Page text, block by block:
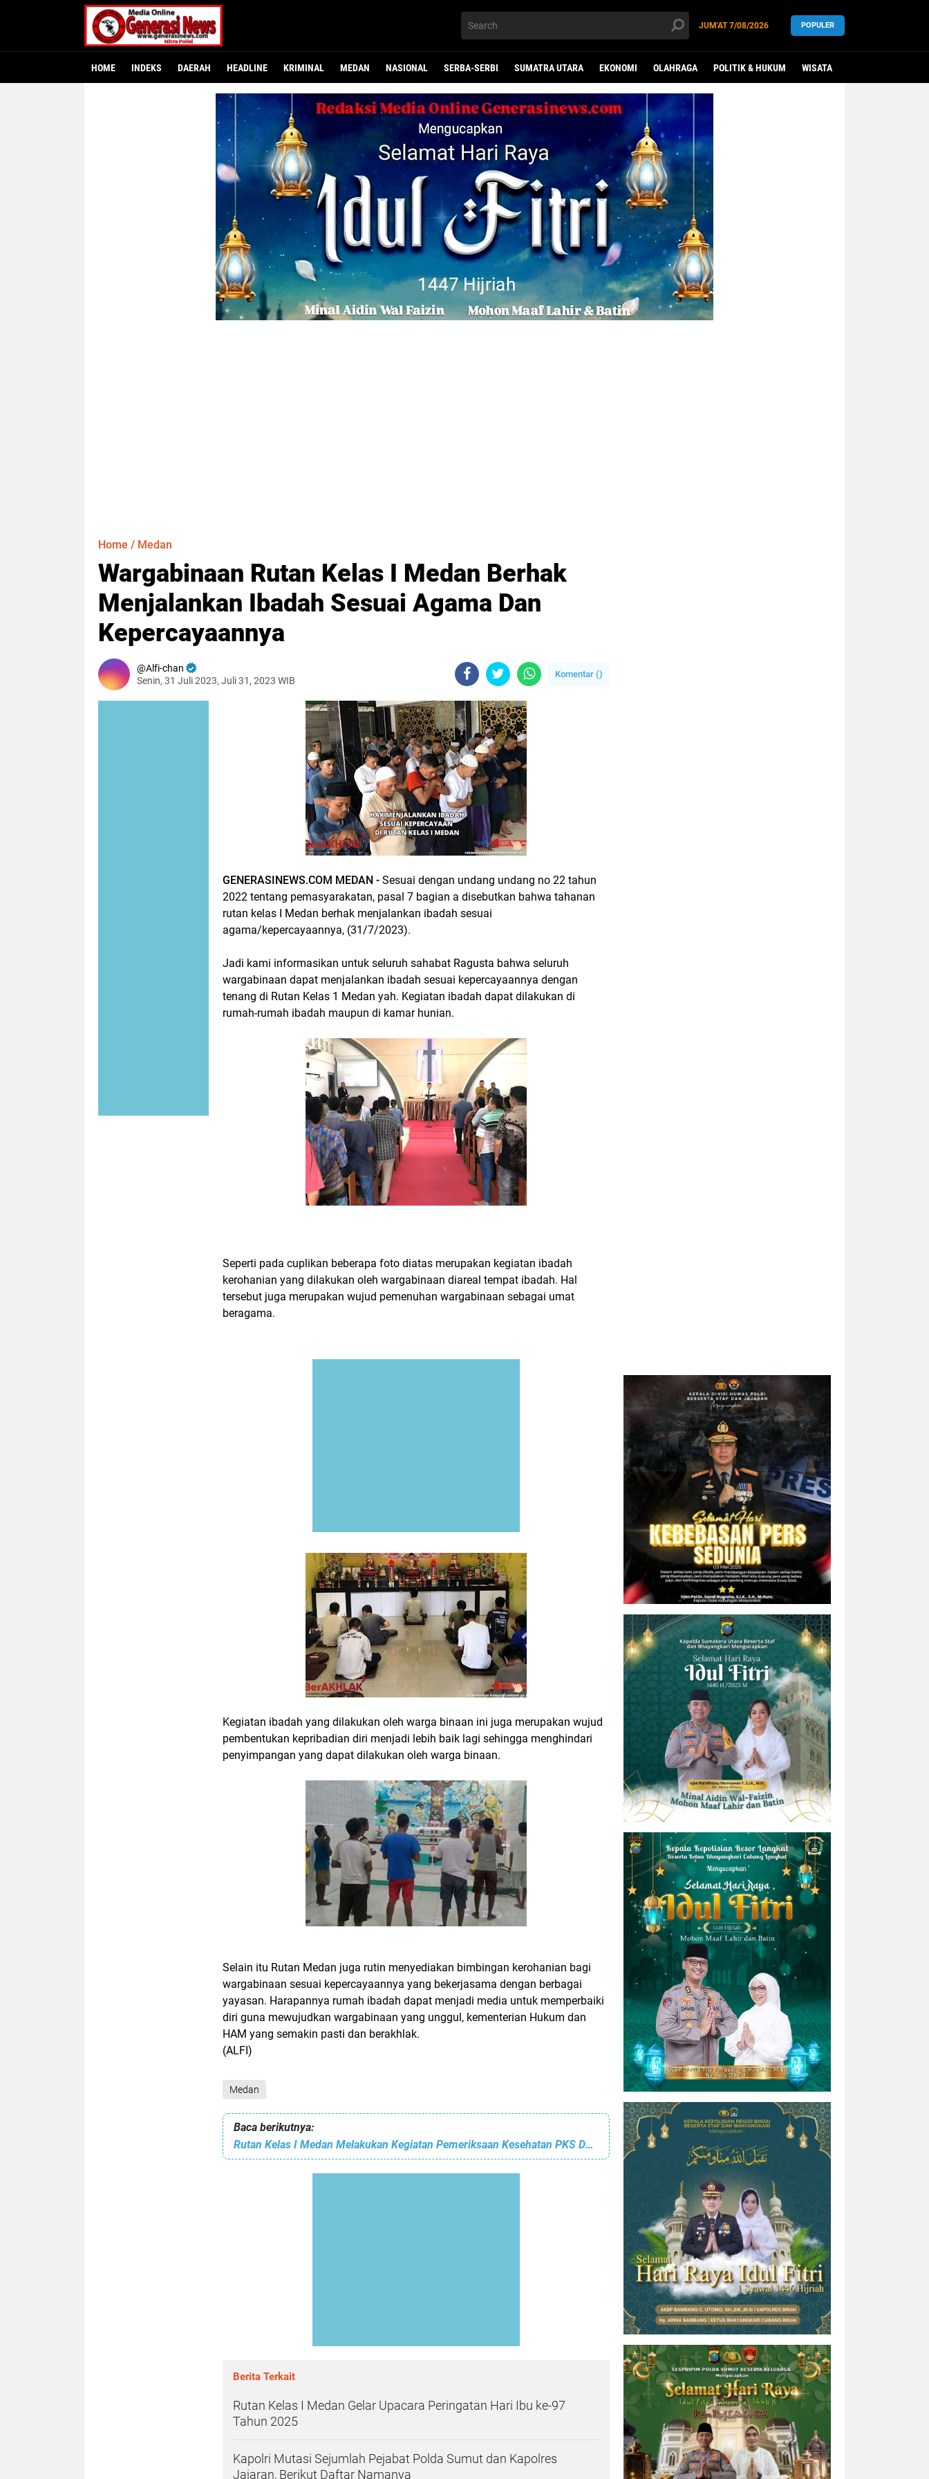
JUM'AT7/08/2026 POPULER
HOME INDEKS DAERAH HEADLINE KRIMINAL MEDAN NASIONAL SERBA-SERBI SUMATRA UTARA EKONOMI OLAHRAGA POLITIK & HUKUM WISATA
Home / Medan
Wargabinaan Rutan Kelas I Medan Berhak
Menjalankan Ibadah Sesuai Agama Dan
Kepercayaannya
Alfi-chan
Senin, 31 Juli 2023, Juli 31, 2023 WIB
Komentar ()
GENERASINEWS.COM MEDAN - Sesuai dengan undang undang no 22 tahun
2022 tentang pemasyarakatan, pasal 7 bagian a disebutkan bahwa tahanan
rutan kelas I Medan berhak menjalankan ibadah sesuai
agama/kepercayaannya, (31/7/2023).
Jadi kami informasikan untuk seluruh sahabat Ragusta bahwa seluruh
wargabinaan dapat menjalankan ibadah sesuai kepercayaannya dengan
tenang di Rutan Kelas 1 Medan yah. Kegiatan ibadah dapat dilakukan di
rumah-rumah ibadah maupun di kamar hunian.
Seperti pada cuplikan beberapa foto diatas merupakan kegiatan ibadah
kerohanian yang dilakukan oleh wargabinaan diareal tempat ibadah. Hal
tersebut juga merupakan wujud pemenuhan wargabinaan sebagai umat
beragama.
Kegiatan ibadah yang dilakukan oleh warga binaan ini juga merupakan wujud
pembentukan kepribadian diri menjadi lebih baik lagi sehingga menghindari
penyimpangan yang dapat dilakukan oleh warga binaan.
Selain itu Rutan Medan juga rutin menyediakan bimbingan kerohanian bagi
wargabinaan sesuai kepercayaannya yang bekerjasama dengan berbagai
yayasan. Harapannya rumah ibadah dapat menjadi media untuk memperbaiki
diri guna mewujudkan wargabinaan yang unggul, kementerian Hukum dan
HAM yang semakin pasti dan berakhlak.
(ALFI)
Medan
Baca berikutnya:
Rutan Kelas I Medan Melakukan Kegiatan Pemeriksaan Kesehatan PKS Dengan Puskesmas Helvetia Medan
Berita Terkait
Rutan Kelas I Medan Gelar Upacara Peringatan Hari Ibu ke-97
Tahun 2025
Kapolri Mutasi Sejumlah Pejabat Polda Sumut dan Kapolres
Jajaran, Berikut Daftar Namanya